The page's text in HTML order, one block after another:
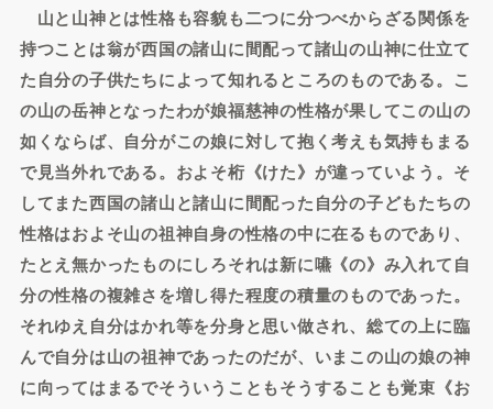
山と山神とは性格も容貌も二つに分つべからざる関係を
持つことは翁が西国の諸山に間配って諸山の山神に仕立て
た自分の子供たちによって知れるところのものである。こ
の山の岳神となったわが娘福慈神の性格が果してこの山の
如くならば、自分がこの娘に対して抱く考えも気持もまる
で見当外れである。およそ桁《けた》が違っていよう。そ
してまた西国の諸山と諸山に間配った自分の子どもたちの
性格はおよそ山の祖神自身の性格の中に在るものであり、
たとえ無かったものにしろそれは新に嚥《の》み入れて自
分の性格の複雑さを増し得た程度の積量のものであった。
それゆえ自分はかれ等を分身と思い做され、総ての上に臨
んで自分は山の祖神であったのだが、いまこの山の娘の神
に向ってはまるでそういうこともそうすることも覚束《お